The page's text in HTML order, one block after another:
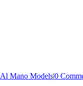
Al Mano Models|0